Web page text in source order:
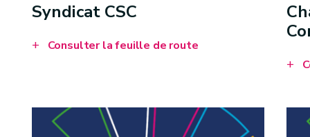
Syndicat CSC
Consulter la feuille de route